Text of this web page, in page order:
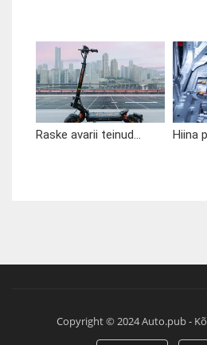
Raske avarii teinud... Hiina
Copyright © 2024 Auto.pub -